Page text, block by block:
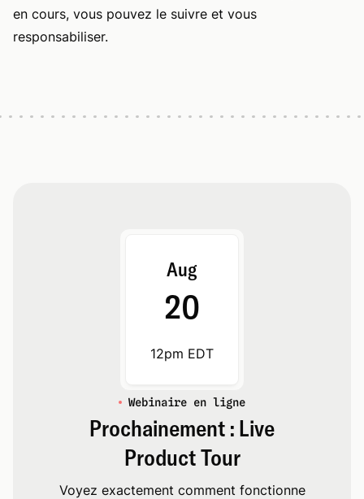
en cours, vous pouvez le suivre et vous
responsabiliser.
Aug
20
12pm EDT
Webinaire en ligne
Prochainement : Live
Product Tour
Voyez exactement comment fonctionne